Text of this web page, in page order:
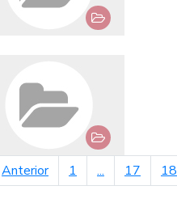
Anteriorpágina anterior
1 ... 17 18